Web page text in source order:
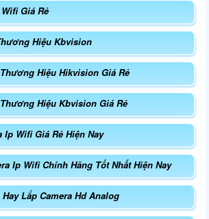
Giá Rẻ
Hiệu Kbvision
Hiệu Hikvision Giá Rẻ
Hiệu Kbvision Giá Rẻ
Wifi Giá Rẻ Hiện Nay
Ip Wifi Chính Hãng Tốt Nhất Hiện Nay
Lắp Camera Hd Analog